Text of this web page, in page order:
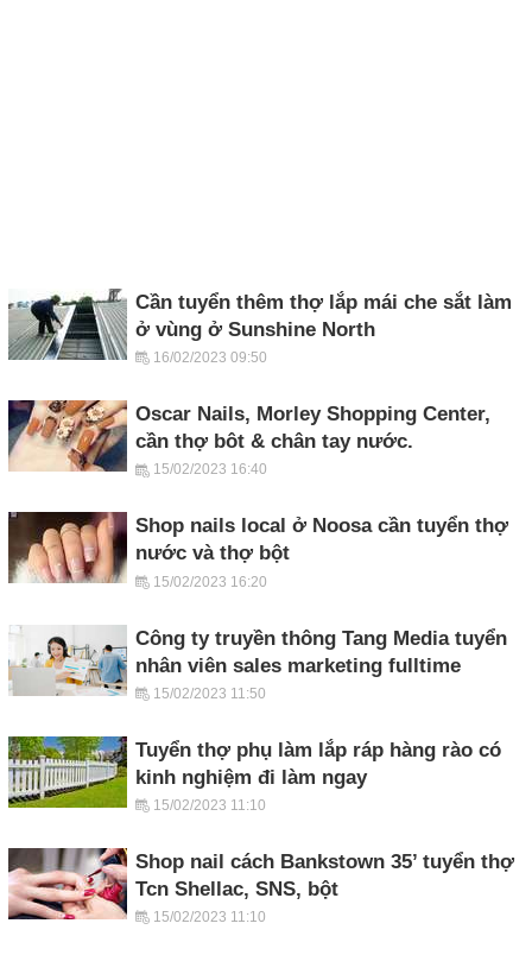
Cần tuyển thêm thợ lắp mái che sắt làm
ở vùng ở Sunshine North
16/02/2023 09:50
Oscar Nails, Morley Shopping Center,
cần thợ bôt & chân tay nước.
15/02/2023 16:40
Shop nails local ở Noosa cần tuyển thợ
nước và thợ bột
15/02/2023 16:20
Công ty truyền thông Tang Media tuyển
nhân viên sales marketing fulltime
15/02/2023 11:50
Tuyển thợ phụ làm lắp ráp hàng rào có
kinh nghiệm đi làm ngay
15/02/2023 11:10
Shop nail cách Bankstown 35’ tuyển thợ
Tcn Shellac, SNS, bột
15/02/2023 11:10